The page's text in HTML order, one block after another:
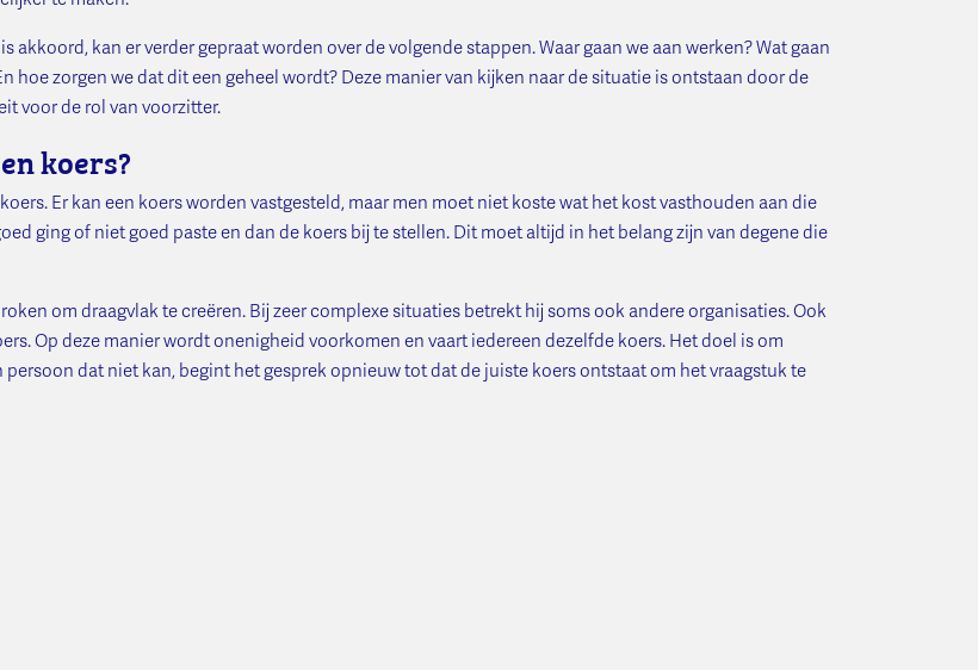
kan er verder gepraat worden over de volgende stappen. Waar gaan we aan werken? Wat gaan
hoe zorgen we dat dit een geheel wordt? Deze manier van kijken naar de situatie is ontstaan door de
voor de rol van voorzitter.
koers?
Er kan een koers worden vastgesteld, maar men moet niet koste wat het kost vasthouden aan die
ging of niet goed paste en dan de koers bij te stellen. Dit moet altijd in het belang zijn van degene die
om draagvlak te creëren. Bij zeer complexe situaties betrekt hij soms ook andere organisaties. Ook
Op deze manier wordt onenigheid voorkomen en vaart iedereen dezelfde koers. Het doel is om
dat niet kan, begint het gesprek opnieuw tot dat de juiste koers ontstaat om het vraagstuk te